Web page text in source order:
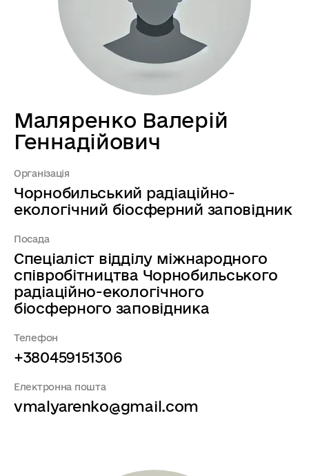
Маляренко Валерій
Геннадійович
Організація
Чорнобильський радіаційно-
екологічний біосферний заповідник
Посада
Спеціаліст відділу міжнародного
співробітництва Чорнобильського
радіаційно-екологічного
біосферного заповідника
Телефон
+380459151306
Електронна пошта
vmalyarenko@gmail.com